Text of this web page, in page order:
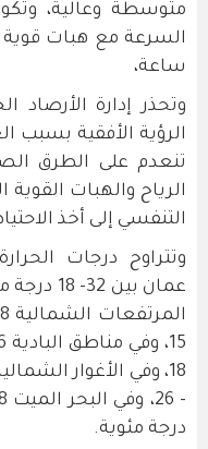
متوسطة وعالية،
ساعة،
وتحذر إدارة الأرصاد
الرؤية الأفقية بسبب
تنعدم على الطرق
الرياح والهبات
التنفسي إلى أخذ
وتتراوح درجات
درجة مئوية.